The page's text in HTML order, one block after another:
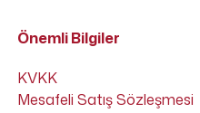
Önemli Bilgiler
KVKK
Mesafeli Satış Sözleşmesi